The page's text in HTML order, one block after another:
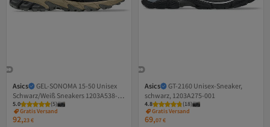
Asics
GEL-SONOMA 15-50 Unisex
Schwarz/Weiß Sneakers 1203A538-
002
5.0 (5)
Versand Kostenlos
Gratis Versand
Versand Kostenlos
92,23€
Asics
GT-2160 Unisex-Sneaker,
schwarz, 1203A275-001
4.8 (18)
Versand Kostenlos
Gratis Versand
Versand Kostenlos
69,07€